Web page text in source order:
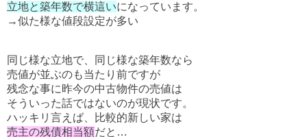
立地と築年数で横這いになっています。
→似た様な値段設定が多い
同じ様な立地で、同じ様な築年数なら
売値が並ぶのも当たり前ですが
残念な事に昨今の中古物件の売値は
そういった話ではないのが現状です。
ハッキリ言えば、比較的新しい家は
売主の残債相当額だと…